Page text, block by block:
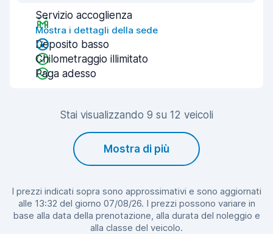
Servizio accoglienza
Mostra i dettagli della sede
Deposito basso
Chilometraggio illimitato
Paga adesso
Stai visualizzando 9 su 12 veicoli
Mostra di più
I prezzi indicati sopra sono approssimativi e sono aggiornati
alle 13:32 del giorno 07/08/26. I prezzi possono variare in
base alla data della prenotazione, alla durata del noleggio e
alla classe del veicolo.